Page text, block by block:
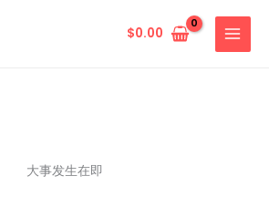
$0.00
大事发生在即